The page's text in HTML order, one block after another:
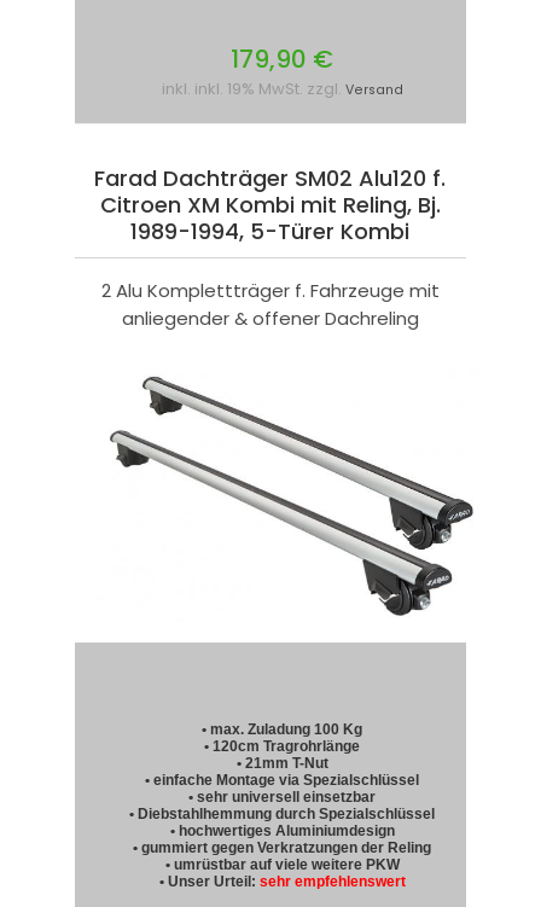
179,90 €
inkl. inkl. 19% MwSt. zzgl. Versand
Farad Dachträger SM02 Alu120 f.
Citroen XM Kombi mit Reling, Bj.
1989-1994, 5-Türer Kombi
2 Alu Komplettträger f. Fahrzeuge mit
anliegender & offener Dachreling
• max. Zuladung 100 Kg
• 120cm Tragrohrlänge
• 21mm T-Nut
• einfache Montage via Spezialschlüssel
• sehr universell einsetzbar
• Diebstahlhemmung durch Spezialschlüssel
• hochwertiges Aluminiumdesign
• gummiert gegen Verkratzungen der Reling
• umrüstbar auf viele weitere PKW
• Unser Urteil: sehr empfehlenswert